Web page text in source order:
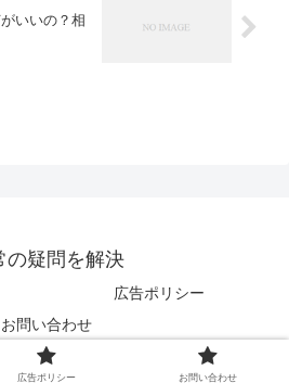
いいの？相
の疑問を解決
広告ポリシー
お問い合わせ
日常の疑問を解決.
広告ポリシー お問い合わせ